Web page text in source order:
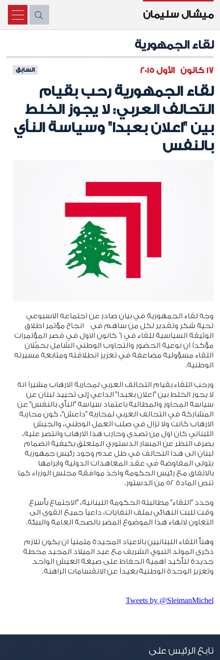
ميشال سليمان X
لقاء الجمهورية
17 كانون الأول 2015 السابق
لقاء الجمهورية رحب بقيام
التحالف العربي: لا يجوز الخلط
بين "اعلان بعبدا" وسياسة النأي
بالنفس
وجه لقاء الجمهورية في بيان صادر عن اجتماعه الاسبوعي
تحية شكر وتقدير لكل من ساهم في انجاح مؤتمر اطلاق
الوثيقة السياسية للقاء في 6 كانون الاول في قصر المؤتمرات
مؤكداً ان نوعية الحضور والتجاوب الوطني الشامل يحمّلان
اللقاء مسؤولية مضاعفة في تعزيز انطلاقته ومتابعة مسيرته
الوطنية.
ورحب اللقاء بقيام التحالف العربي لمحاربة الارهاب مشيراً انه
لا يجوز الخلط بين "اعلان بعبدا" الداعي إلى تحييد لبنان عن
سياسة المحاور والمطالبة باعتماد سياسة "النأي بالنفس" عن
المشاركة في التحالف العربي لمحاربة "داعش"، كون محاربة
الارهاب كانت ولا تزال في صلب العمل الوطني، والجيش
اللبناني كان اول من تصدى وحارب هذا الارهاب وانتصر عليه،
بصرف النظر عن المسار الدستوري المتعلق بكيفية انضمام
لبنان الى هذا التحالف في ظل عدم وجود رئيس جمهورية
يتولى المفاوضة في عقد المعاهدات الدولية وابرامها
بالاتفاق مع رئيس الحكومة واخذ موافقة مجلس الوزراء كما
تنص المادة 52 من الدستور.
وجدد "اللقاء" مطالبته الحكومة اللبنانية، "الاجتماع بأسرع
وقت للبت النهائي بملف النفايات، داعياً جميع القوى الى
التعاون لانهاء هذا الموضوع المضر بالصحة العامة والبيئة.
وهنأ اللقاء اللبنانيين بالاعياد المجيدة متمنياً ان يكون تلازم
ذكرى المولد النبوي الشريف مع عيد الميلاد المجيد محطة
جديدة لتأكيد اهمية الحفاظ على صيغة العيش الواحد
وتعزيز الوحدة الوطنية بعيداً عن الانقسامات الراهنة.
Tweets by @SleimanMichel
تابع الرئيس على